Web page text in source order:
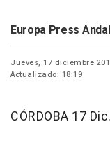
Europa Press
Jueves, 17 diciembre
Actualizado: 18:19
CÓRDOBA 17